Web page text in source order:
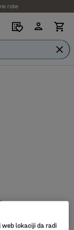
robe
lokaciji da radi